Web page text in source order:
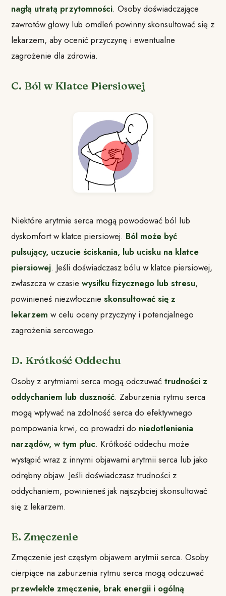
nagłą utratą przytomności. Osoby doświadczające
zawrotów głowy lub omdleń powinny skonsultować się z
lekarzem, aby ocenić przyczynę i ewentualne
zagrożenie dla zdrowia.
C. Ból w Klatce Piersiowej
Niektóre arytmie serca mogą powodować ból lub
dyskomfort w klatce piersiowej. Ból może być
pulsujący, uczucie ściskania, lub ucisku na klatce
piersiowej. Jeśli doświadczasz bólu w klatce piersiowej,
zwłaszcza w czasiewysiłku fizycznego lub stresu,
powinieneś niezwłocznieskonsultować się z
lekarzem w celu oceny przyczyny i potencjalnego
zagrożenia sercowego.
D. Krótkość Oddechu
Osoby z arytmiami serca mogą odczuwaćtrudności z
oddychaniem lub duszność. Zaburzenia rytmu serca
mogą wpływać na zdolność serca do efektywnego
pompowania krwi, co prowadzi do niedotlenienia
narządów, w tym płuc. Krótkość oddechu może
wystąpić wraz z innymi objawami arytmii serca lub jako
odrębny objaw. Jeśli doświadczasz trudności z
oddychaniem, powinieneś jak najszybciej skonsultować
się z lekarzem.
E. Zmęczenie
Zmęczenie jest częstym objawem arytmii serca. Osoby
cierpiące na zaburzenia rytmu serca mogą odczuwać
przewlekłe zmęczenie, brak energii i ogólną